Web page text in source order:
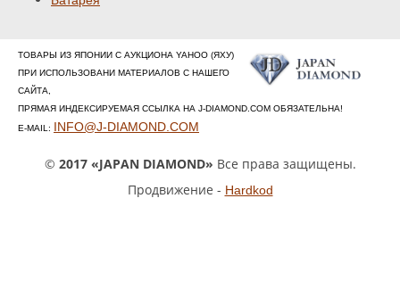
ТОВАРЫ ИЗ ЯПОНИИ С АУКЦИОНА YAHOO (ЯХУ)
ПРИ ИСПОЛЬЗОВАНИ МАТЕРИАЛОВ С НАШЕГО
САЙТА,
ПРЯМАЯ ИНДЕКСИРУЕМАЯ ССЫЛКА НА J-DIAMOND.COM ОБЯЗАТЕЛЬНА!
E-MAIL: INFO@J-DIAMOND.COM
© 2017 «JAPAN DIAMOND» Все права защищены.
Продвижение - Hardkod